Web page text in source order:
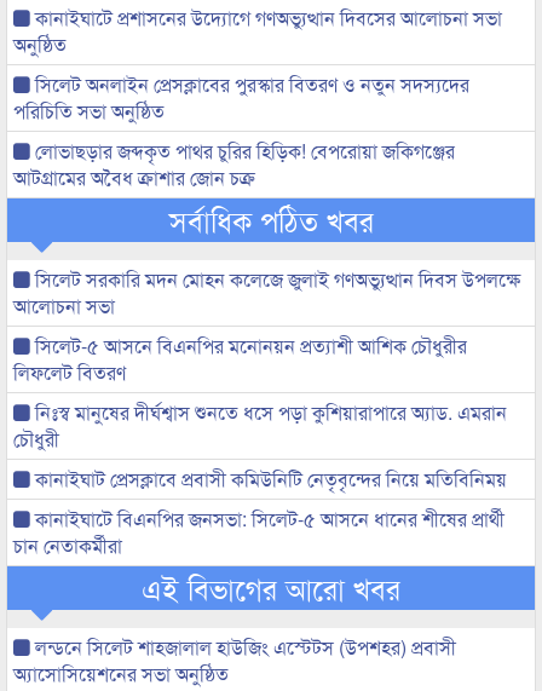
কানাইঘাটে প্রশাসনের উদ্যোগে গণঅভ্যুত্থান দিবসের আলোচনা সভা
অনুষ্ঠিত
সিলেট অনলাইন প্রেসক্লাবের পুরস্কার বিতরণ ও নতুন সদস্যদের
পরিচিতি সভা অনুষ্ঠিত
লোভাছড়ার জব্দকৃত পাথর চুরির হিড়িক! বেপরোয়া জকিগঞ্জের
আটগ্রামের অবৈধ ক্রাশার জোন চক্র
সর্বাধিক পঠিত খবর
সিলেট সরকারি মদন মোহন কলেজে জুলাই গণঅভ্যুত্থান দিবস উপলক্ষে
আলোচনা সভা
সিলেট-৫ আসনে বিএনপির মনোনয়ন প্রত্যাশী আশিক চৌধুরীর
লিফলেট বিতরণ
নিঃস্ব মানুষের দীর্ঘশ্বাস শুনতে ধসে পড়া কুশিয়ারাপারে অ্যাড. এমরান
চৌধুরী
কানাইঘাট প্রেসক্লাবে প্রবাসী কমিউনিটি নেতৃবৃন্দের নিয়ে মতিবিনিময়
কানাইঘাটে বিএনপির জনসভা: সিলেট-৫ আসনে ধানের শীষের প্রার্থী
চান নেতাকর্মীরা
এই বিভাগের আরো খবর
লন্ডনে সিলেট শাহজালাল হাউজিং এস্টেটস (উপশহর) প্রবাসী
অ্যাসোসিয়েশনের সভা অনুষ্ঠিত